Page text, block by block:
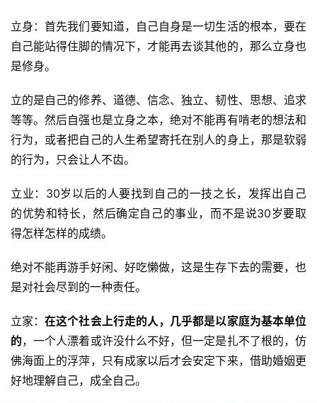
立身：首先我们要知道，自己自身是一切生活的根本，要在
自己能站得住脚的情况下，才能再去谈其他的，那么立身也
是修身。
立的是自己的修养、道德、信念、独立、韧性、思想、追求
等等。然后自强也是立身之本，绝对不能再有啃老的想法和
行为，或者把自己的人生希望寄托在别人的身上，那是软弱
的行为，只会让人不齿。
立业：30岁以后的人要找到自己的一技之长，发挥出自己
的优势和特长，然后确定自己的事业，而不是说30岁要取
得怎样怎样的成绩。
绝对不能再游手好闲、好吃懒做，这是生存下去的需要，也
是对社会尽到的一种责任。
立家：在这个社会上行走的人，几乎都是以家庭为基本单位
的，一个人漂着或许没什么不好，但一定是扎不了根的，仿
佛海面上的浮萍，只有成家以后才会安定下来，借助婚姻更
好地理解自己，成全自己。